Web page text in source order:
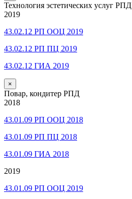
Технология эстетических услуг РПД
2019
43.02.12 РП ООЦ 2019
43.02.12 РП ПЦ 2019
43.02.12 ГИА 2019
×
Повар, кондитер РПД
2018
43.01.09 РП ООЦ 2018
43.01.09 РП ПЦ 2018
43.01.09 ГИА 2018
2019
43.01.09 РП ООЦ 2019